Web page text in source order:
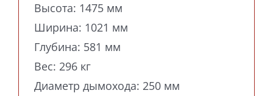
Высота: 1475 мм
Ширина: 1021 мм
Глубина: 581 мм
Вес: 296 кг
Диаметр дымохода: 250 мм